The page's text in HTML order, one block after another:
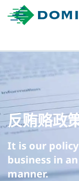
反贿赂政
It is our
business in
manner.